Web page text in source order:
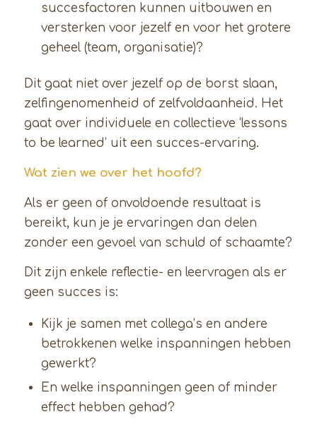
succesfactoren kunnen uitbouwen en
versterken voor jezelf en voor het grotere
geheel (team, organisatie)?
Dit gaat niet over jezelf op de borst slaan,
zelfingenomenheid of zelfvoldaanheid. Het
gaat over individuele en collectieve ‘lessons
to be learned’ uit een succes-ervaring.
Wat zien we over het hoofd?
Als er geen of onvoldoende resultaat is
bereikt, kun je je ervaringen dan delen
zonder een gevoel van schuld of schaamte?
Dit zijn enkele reflectie- en leervragen als er
geen succes is:
Kijk je samen met collega’s en andere
betrokkenen welke inspanningen hebben
gewerkt?
En welke inspanningen geen of minder
effect hebben gehad?